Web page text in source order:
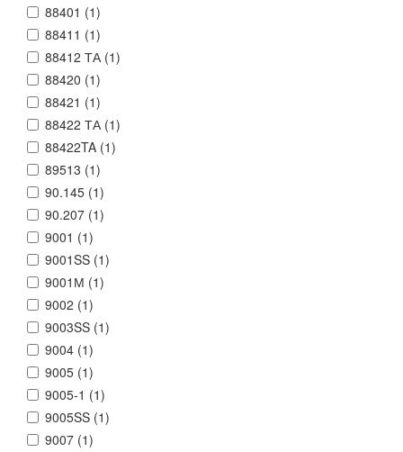
88401 (1)
88411 (1)
88412 ТА (1)
88420 (1)
88421 (1)
88422 ТА (1)
88422TA (1)
89513 (1)
90.145 (1)
90.207 (1)
9001 (1)
9001SS (1)
9001М (1)
9002 (1)
9003SS (1)
9004 (1)
9005 (1)
9005-1 (1)
9005SS (1)
9007 (1)